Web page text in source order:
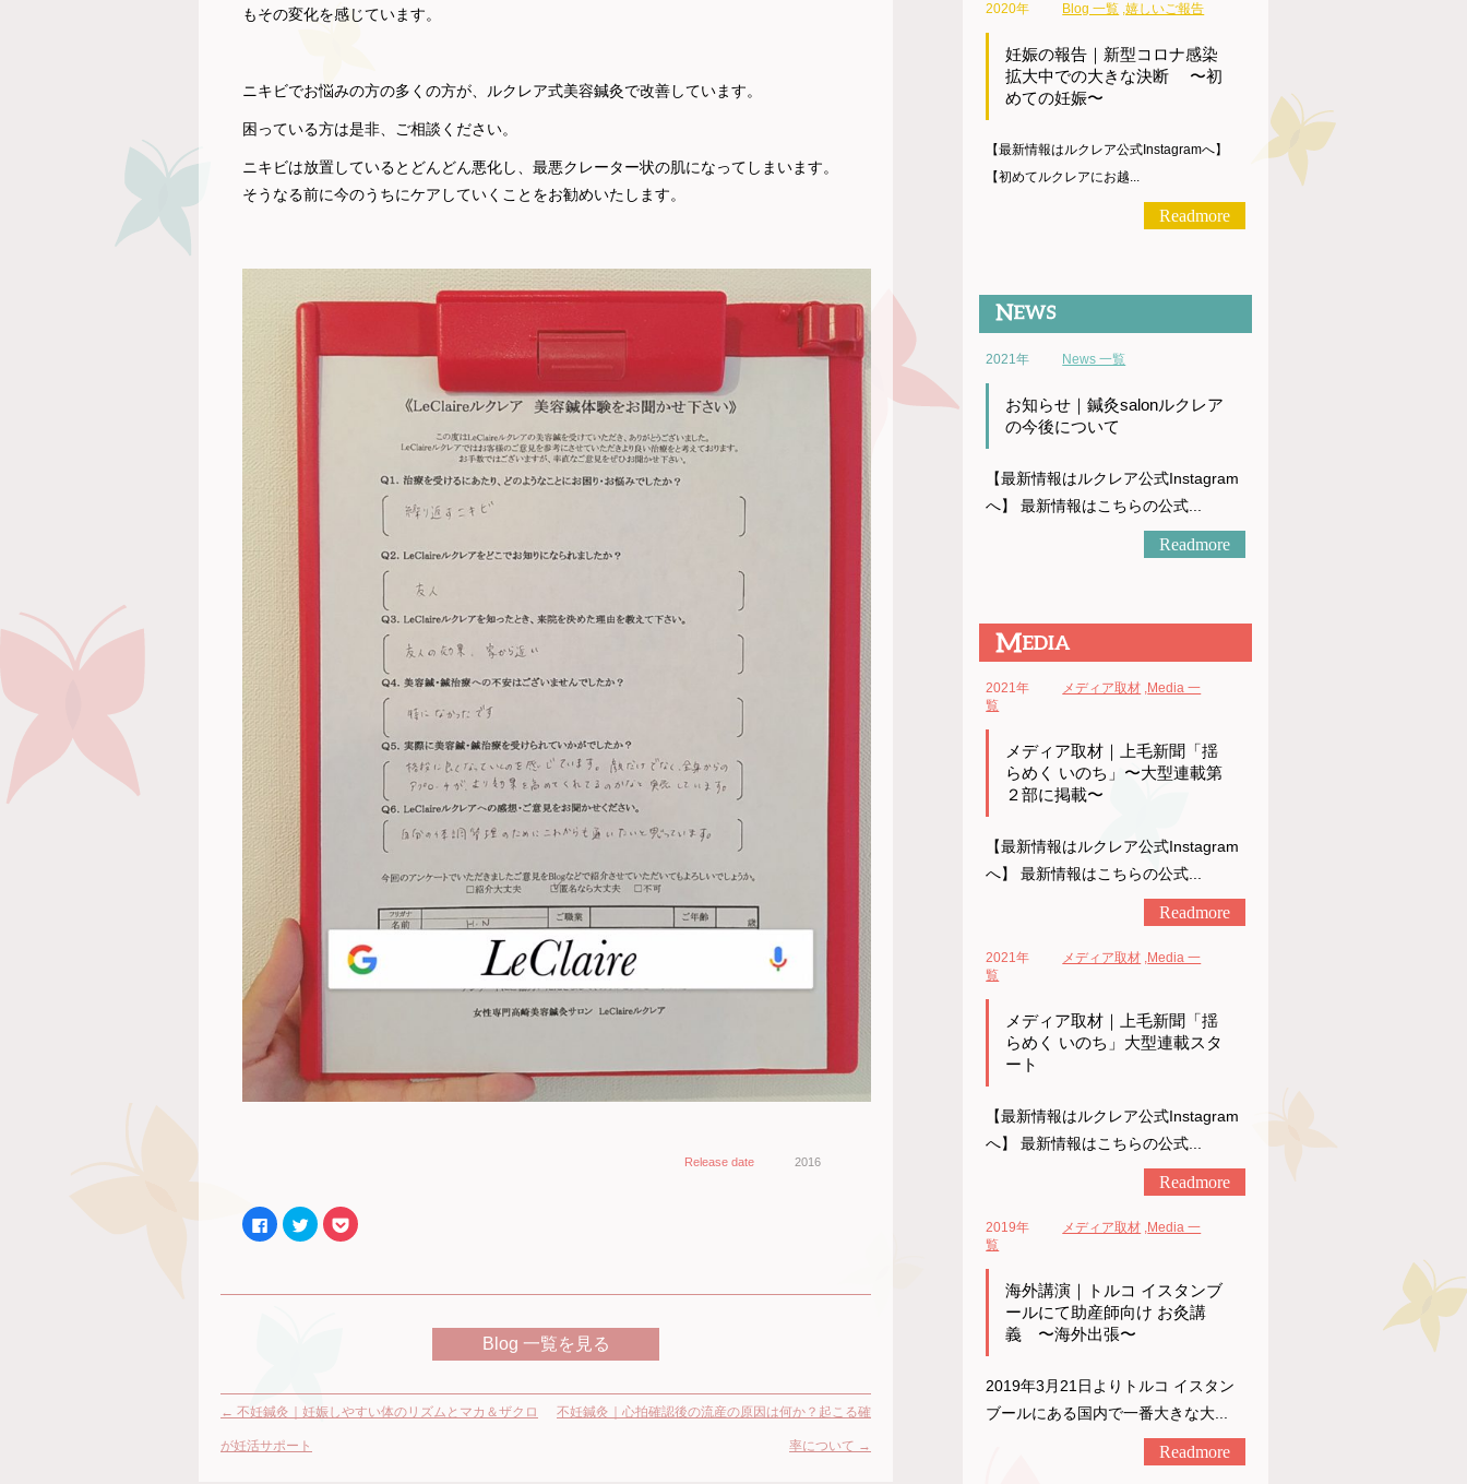
もその変化を感じています。
ニキビでお悩みの方の多くの方が、ルクレア式美容鍼灸で改善しています。
困っている方は是非、ご相談ください。
ニキビは放置しているとどんどん悪化し、最悪クレーター状の肌になってしまいます。
そうなる前に今のうちにケアしていくことをお勧めいたします。
Release date 2016
Facebook
で
に
て
く
だ
い
(新
ク
リ
Twitter
ウ
ィ
ン
で
ク
リ
Pocket
い
ウ
ィ
Blog 一覧を見る
← 不妊鍼灸｜妊娠しやすい体のリズムとマカ＆ザクロ
が妊活サポート
不妊鍼灸｜心拍確認後の流産の原因は何か？起こる確
率について →
2020年 Blog 一覧 ,嬉しいご報告
妊娠の報告｜新型コロナ感染
拡大中での大きな決断 〜初
めての妊娠〜
【最新情報はルクレア公式Instagramへ】
【初めてルクレアにお越...
Readmore
2021年 News 一覧
お知らせ｜鍼灸salonルクレア
の今後について
【最新情報はルクレア公式Instagram
へ】 最新情報はこちらの公式...
Readmore
2021年 メディア取材 ,Media 一
覧
メディア取材｜上毛新聞「揺
らめく いのち」〜大型連載第
２部に掲載〜
【最新情報はルクレア公式Instagram
へ】 最新情報はこちらの公式...
Readmore
2021年 メディア取材 ,Media 一
覧
メディア取材｜上毛新聞「揺
らめく いのち」大型連載スタ
ート
【最新情報はルクレア公式Instagram
へ】 最新情報はこちらの公式...
Readmore
2019年 メディア取材 ,Media 一
覧
海外講演｜トルコ イスタンブ
ールにて助産師向け お灸講
義 〜海外出張〜
2019年3月21日よりトルコ イスタン
ブールにある国内で一番大きな大...
Readmore